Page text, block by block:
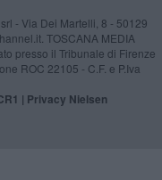
- Via Dei Martelli, 8 - 50129
TOSCANA MEDIA
presso il Tribunale di Firenze
ROC 22105 - C.F. e P.Iva
| Privacy Nielsen